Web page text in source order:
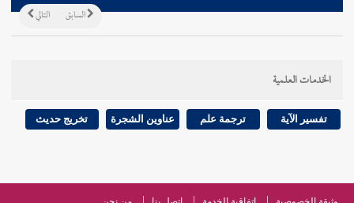
التالي السابق
الخدمات العلمية
تفسير الآية ترجمة علم عناوين الشجرة تخريج حديث